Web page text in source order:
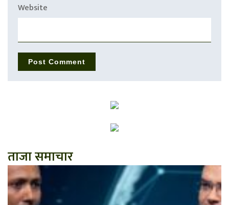
Website
ताजा समाचार